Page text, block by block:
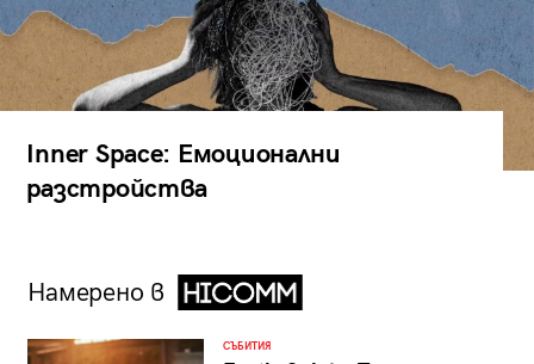
Inner Space: Емоционални
разстройства
Намерено в
СЪБИТИЯ